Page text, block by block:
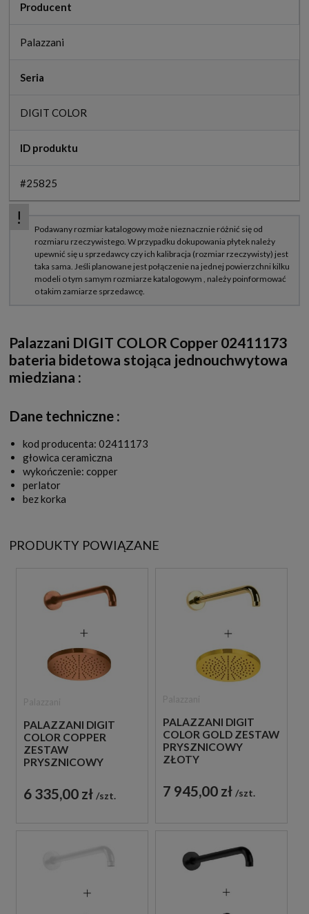
Producent
Palazzani
Seria
DIGIT COLOR
ID produktu
#25825
Palazzani DIGIT COLOR Copper 02411173
bateria bidetowa stojąca jednouchwytowa
miedziana :
Dane techniczne :
kod producenta: 02411173
głowica ceramiczna
wykończenie: copper
perlator
bez korka
PRODUKTY POWIĄZANE
PALAZZANI DIGIT
COLOR COPPER
ZESTAW
PRYSZNICOWY
6 335,00 zł szt.
PALAZZANI DIGIT
COLOR GOLD ZESTAW
PRYSZNICOWY
ZŁOTY
7 945,00 zł szt.